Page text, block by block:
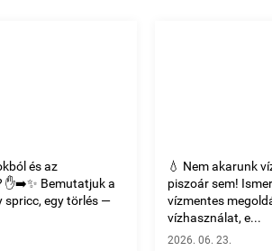
és az
✋➡️✨ Bemutatjuk a
spricc, egy törlés —
💧 Nem akarunk
piszoár sem!
vízmentes
vízhasználat, e...
2026. 06. 23.